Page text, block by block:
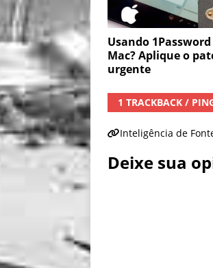
Usando
Mac? Aplique o
urgente
1 TRACKBACK /
Inteligência de
Deixe sua